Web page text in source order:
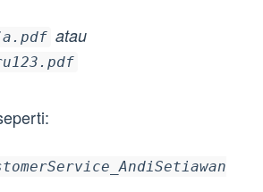
atau